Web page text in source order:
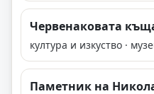
Червенаковата
култура и изкуство ·
Паметник на